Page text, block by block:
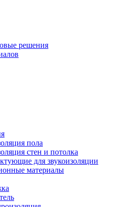
решения
пола
стен и потолка
для звукоизоляции
материалы